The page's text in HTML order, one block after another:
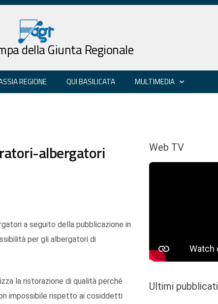
della Giunta Regionale
REGIONE QUI BASILICATA MULTIMEDIA
albergatori
a seguito della pubblicazione in
per gli albergatori di
la ristorazione di qualità perché
impossibile rispetto ai cosiddetti
Web TV
Ultimi pubblicati